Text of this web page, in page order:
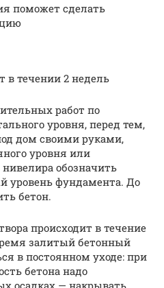
поможет сделать
в течении 2 недель
работ по
уровня, перед тем,
дом своими руками,
уровня или
обозначить
уровень фундамента. До
бетон.
происходит в течение
залитый бетонный
в постоянном уходе: при
бетона надо
осадках — накрывать